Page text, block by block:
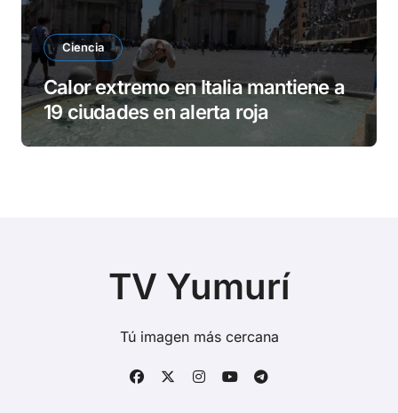
Ciencia
Calor extremo en Italia mantiene a
19 ciudades en alerta roja
TV Yumurí
Tú imagen más cercana